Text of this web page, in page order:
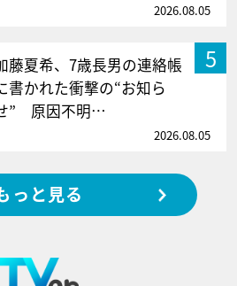
2026.08.05
5
藤夏希、7歳長男の連絡帳
書かれた衝撃の“お知ら
” 原因不明…
2026.08.05
っと見る